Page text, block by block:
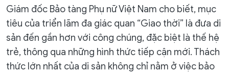
Giám đốc Bảo tàng Phụ nữ Việt Nam cho biết, mục
tiêu của triển lãm đa giác quan “Giao thời” là đưa di
sản đến gần hơn với công chúng, đặc biệt là thế hệ
trẻ, thông qua những hình thức tiếp cận mới. Thách
thức lớn nhất của di sản không chỉ nằm ở việc bảo